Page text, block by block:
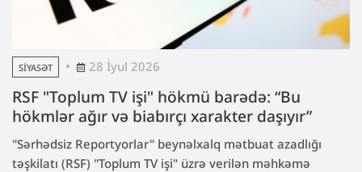
SIYASƏT 28 İyul 2026
RSF "Toplum TV işi" hökmü barədə: “Bu
hökmlər ağır və biabırçı xarakter daşıyır”
"Sərhədsiz Reportyorlar" beynəlxalq mətbuat azadlığı
təşkilatı (RSF) "Toplum TV işi" üzrə verilən məhkəmə